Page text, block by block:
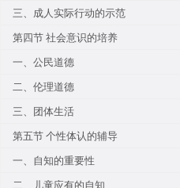
三、成人实际行动的示范
第四节 社会意识的培养
一、公民道德
二、伦理道德
三、团体生活
第五节 个性体认的辅导
一、自知的重要性
二、儿童应有的自知